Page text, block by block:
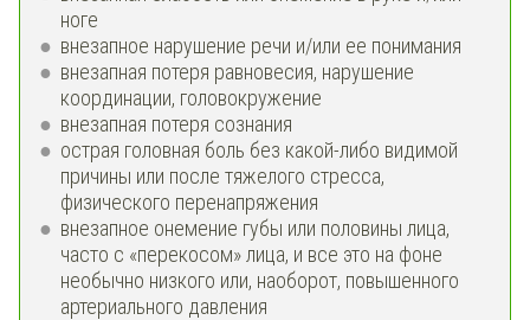
ноге
внезапное нарушение речи и/или ее понимания
внезапная потеря равновесия, нарушение
координации, головокружение
внезапная потеря сознания
острая головная боль без какой-либо видимой
причины или после тяжелого стресса,
физического перенапряжения
внезапное онемение губы или половины лица,
часто с «перекосом» лица, и все это на фоне
необычно низкого или, наоборот, повышенного
артериального давления